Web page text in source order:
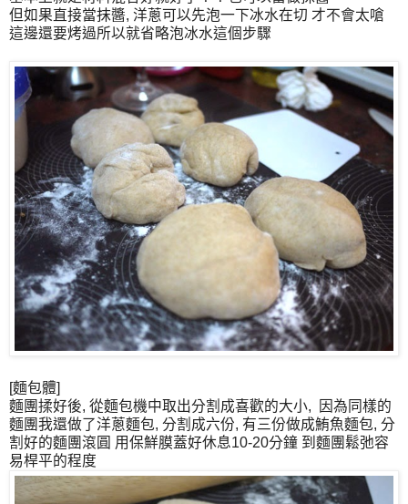
但如果直接當抹醬, 洋蔥可以先泡一下冰水在切 才不會太嗆
這邊還要烤過所以就省略泡冰水這個步驟
[麵包體]
麵團揉好後, 從麵包機中取出分割成喜歡的大小, 因為同樣的
麵團我還做了洋蔥麵包, 分割成六份, 有三份做成鮪魚麵包, 分
割好的麵團滾圓 用保鮮膜蓋好休息10-20分鐘 到麵團鬆弛容
易桿平的程度